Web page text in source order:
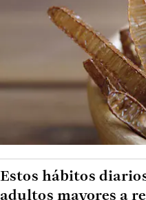
Estos hábitos
adultos mayores a